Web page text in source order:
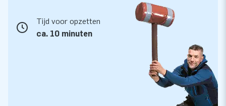
Tijd voor opzetten
ca. 10 minuten